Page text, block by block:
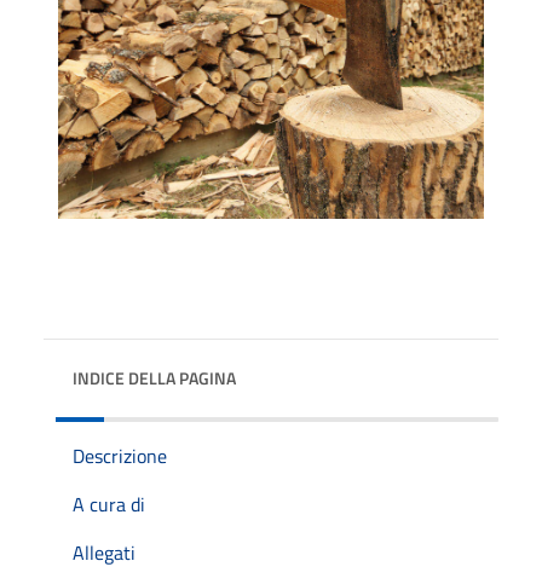
INDICE DELLA PAGINA
Descrizione
A cura di
Allegati